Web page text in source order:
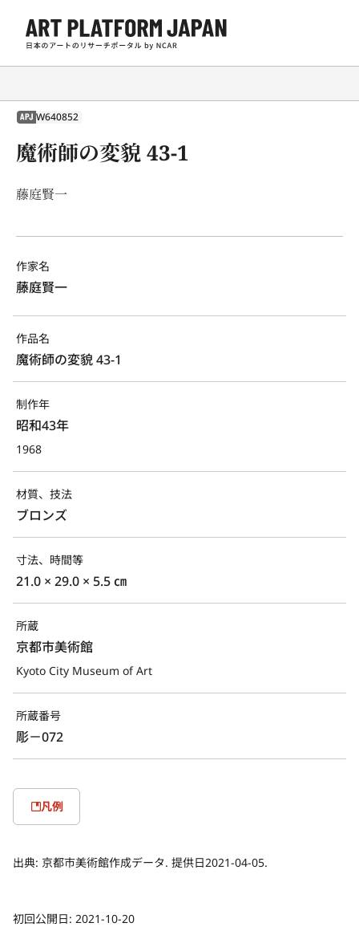
APJ W640852
魔術師の変貌 43-1
藤庭賢一
作家名
藤庭賢一
作品名
魔術師の変貌 43-1
制作年
昭和43年
1968
材質、技法
ブロンズ
寸法、時間等
21.0 × 29.0 × 5.5 ㎝
所蔵
京都市美術館
Kyoto City Museum of Art
所蔵番号
彫－072
凡例
出典: 京都市美術館作成データ. 提供日2021-04-05.
初回公開日: 2021-10-20